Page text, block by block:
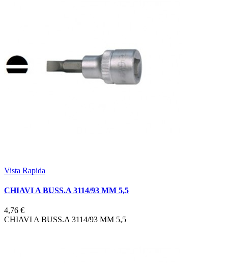
Vista Rapida
CHIAVI A BUSS.A 3114/93 MM 5,5
4,76 €
CHIAVI A BUSS.A 3114/93 MM 5,5